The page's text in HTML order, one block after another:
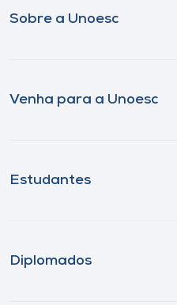
Sobre a Unoesc
Venha para a Unoesc
Estudantes
Diplomados